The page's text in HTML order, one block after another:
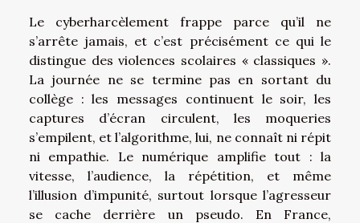
Le cyberharcèlement frappe parce qu’il ne
s’arrête jamais, et c’est précisément ce qui le
distingue des violences scolaires « classiques ».
La journée ne se termine pas en sortant du
collège : les messages continuent le soir, les
captures d’écran circulent, les moqueries
s’empilent, et l’algorithme, lui, ne connaît ni répit
ni empathie. Le numérique amplifie tout : la
vitesse, l’audience, la répétition, et même
l’illusion d’impunité, surtout lorsque l’agresseur
se cache derrière un pseudo. En France,